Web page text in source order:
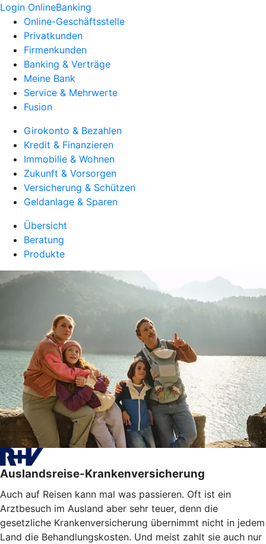
Login OnlineBanking
Online-Geschäftsstelle
Privatkunden
Firmenkunden
Banking & Verträge
Meine Bank
Service & Mehrwerte
Fusion
Girokonto & Bezahlen
Kredit & Finanzieren
Immobilie & Wohnen
Zukunft & Vorsorgen
Versicherung & Schützen
Geldanlage & Sparen
Übersicht
Beratung
Produkte
Auslandsreise-Krankenversicherung
Auch auf Reisen kann mal was passieren. Oft ist ein
Arztbesuch im Ausland aber sehr teuer, denn die
gesetzliche Krankenversicherung übernimmt nicht in jedem
Land die Behandlungskosten. Und meist zahlt sie auch nur